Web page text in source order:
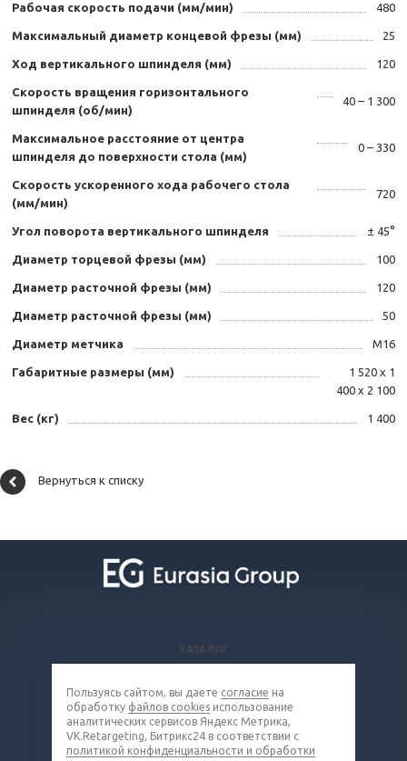
Рабочая скорость подачи (мм/мин) 480
Максимальный диаметр концевой фрезы (мм) 25
Ход вертикального шпинделя (мм) 120
Скорость вращения горизонтального
шпинделя (об/мин)
40 – 1 300
Максимальное расстояние от центра
шпинделя до поверхности стола (мм)
0 – 330
Скорость ускоренного хода рабочего стола
(мм/мин)
720
Угол поворота вертикального шпинделя ± 45°
Диаметр торцевой фрезы (мм) 100
Диаметр расточной фрезы (мм) 120
Диаметр расточной фрезы (мм) 50
Диаметр метчика M16
Габаритные размеры (мм)
1 520 х 1
400 х 2 100
Вес (кг) 1 400
Вернуться к списку
КАТАЛОГ
КОМПАНИЯ
КОНТАКТЫ
8 (800) 302-16-85
Пользуясь сайтом, вы даете согласие на
обработку файлов cookies использование
аналитических сервисов Яндекс Метрика,
VK.Retargeting, Битрикс24 в соответствии с
политикой конфиденциальности и обработки